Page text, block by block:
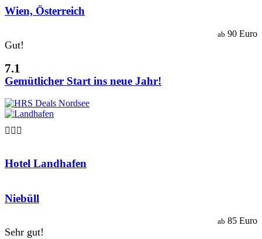
Wien, Österreich
Gut!
7.1
ab 90 Euro
Gemütlicher Start ins neue Jahr!

Hotel Landhafen
Niebüll
Sehr gut!
ab 85 Euro